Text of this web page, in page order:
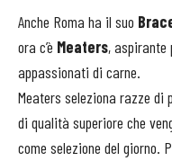
Anche Roma ha il suo
ora c’è Meaters, aspirante
appassionati di carne.
Meaters seleziona razze di
di qualità superiore che
come selezione del giorno.